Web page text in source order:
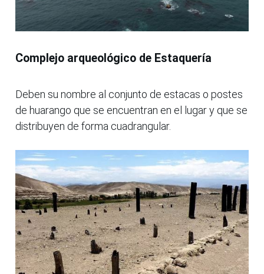
Complejo arqueológico de Estaquería
Deben su nombre al conjunto de estacas o postes
de huarango que se encuentran en el lugar y que se
distribuyen de forma cuadrangular.